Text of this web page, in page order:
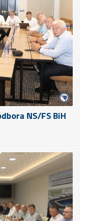
NS/FS BiH